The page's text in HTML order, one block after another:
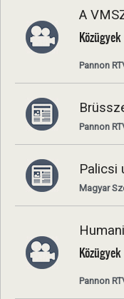
A
Közügyek
Pannon
Pannon
Palicsi
Magyar
Közügyek
Pannon